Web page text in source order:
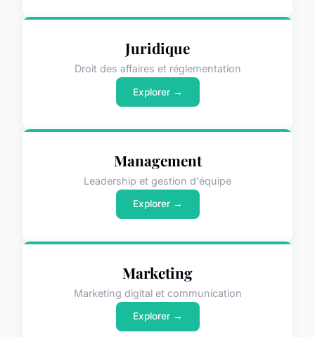
Juridique
Droit des affaires et réglementation
Explorer →
Management
Leadership et gestion d'équipe
Explorer →
Marketing
Marketing digital et communication
Explorer →